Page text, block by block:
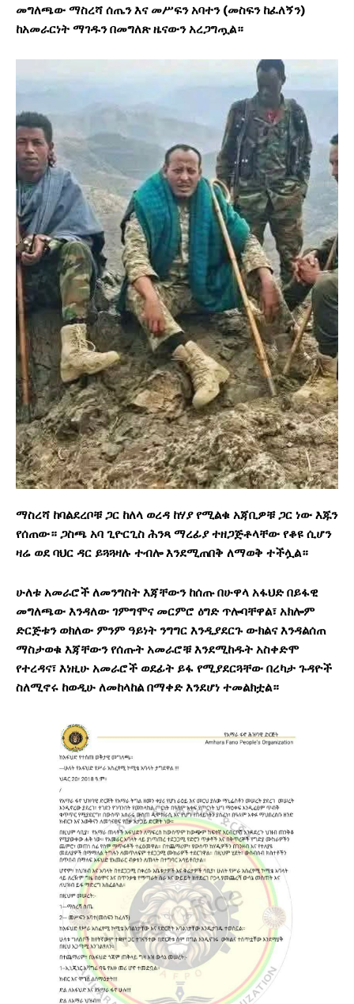
መግለጫው ማስረሻ ሰጤን እና መሥፍን አባተን(መስፍን ከፈለኝን)
ከአመራርነት ማገዱን በመግለጽ ዜናውን አረጋግጧል።
ማስረሻ ከባልደረቦቹ ጋር ከለላ ወረዳ ከሃያ የሚልቁ አጃቢዎቹ ጋር ነው እጁን
የሰጠው። ጋስጫ አባ ጊዮርጊስ ሕንጻ ማረፊያ ተዘጋጅቶላቸው የቆዩ ሲሆን
ዛሬ ወደ ባህር ዳር ይጓጓዛሉ ተብሎ እንደሚጠበቅ ለማወቅ ተችሏል።
ሁለቱ አመራሮች ለመንግስት እጃቸውን ከሰጡ በሁዋላ አፋህድ በይፋዊ
መግለጫው እንዳለው ገምግሞና መርምሮ ዕግድ ጥሎባቸዋል፣ አክሎም
ድርጅቱን ወክለው ምንም ዓይነት ንግግር እንዲያደርጉ ውክልና እንዳልሰጠ
ማስታወቁ እጃቸውን የሰጡት አመራሮቹ እንደሚከዱት አስቀድሞ
የተረዳና፣ እነዚሁ አመራሮች ወደፊት ይፋ የሚያደርጓቸው በረካታ ጉዳዮች
ስለሚኖሩ ከወዲሁ ለመከላከል በማቀድ እንደሆነ ተመልክቷል።